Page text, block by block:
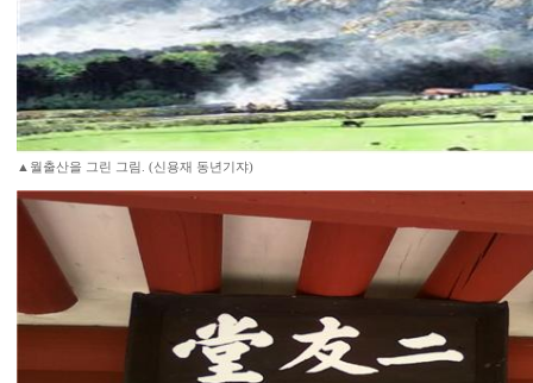
▲월출산을 그린 그림. (신용재 동년기쟈)